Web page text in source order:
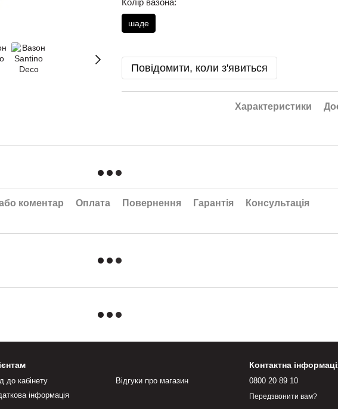
Колір вазона:
шаде
Повідомити, коли з'явиться
Характеристики
коментар Оплата Повернення Гарантія Консультація
до кабінету
інформація
Відгуки про магазин
Контактна
0800 20 89 10
Передзвонити вам?